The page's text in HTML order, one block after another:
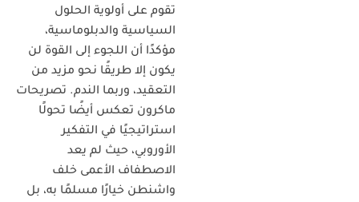
تقوم على أولوية الحلول
السياسية والدبلوماسية،
مؤكدًا أن اللجوء إلى القوة لن
يكون إلا طريقًا نحو مزيد من
التعقيد، وربما الندم. تصريحات
ماكرون تعكس أيضًا تحولًا
استراتيجيًا في التفكير
الأوروبي، حيث لم يعد
الاصطفاف الأعمى خلف
واشنطن خيارًا مسلمًا به، بل